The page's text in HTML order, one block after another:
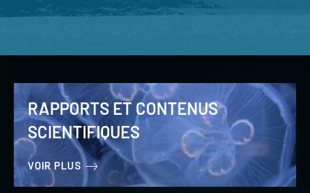
RAPPORTS ET CONTENUS
SCIENTIFIQUES
VOIR PLUS